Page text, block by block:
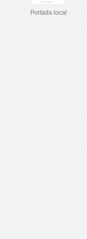
Portada local